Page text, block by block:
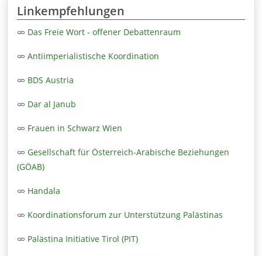
Linkempfehlungen
Das Freie Wort - offener Debattenraum
Antiimperialistische Koordination
BDS Austria
Dar al Janub
Frauen in Schwarz Wien
Gesellschaft für Österreich-Arabische Beziehungen
(GÖAB)
Handala
Koordinationsforum zur Unterstützung Palästinas
Palästina Initiative Tirol (PIT)